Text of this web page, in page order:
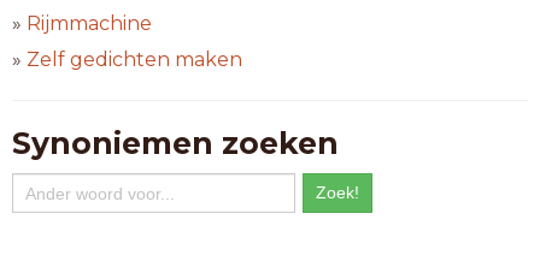
» Rijmmachine
» Zelf gedichten maken
Synoniemen zoeken